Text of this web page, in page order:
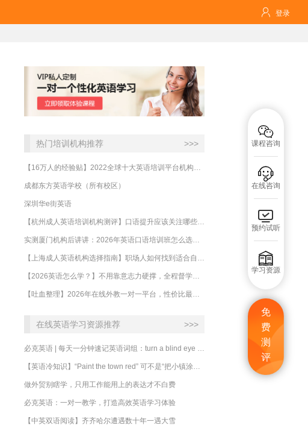
 登录

课程咨询

在线咨询

预约试听

学习资源
免
费
测
评
热门培训机构推荐 >>>
成都东方英语学校（所有校区）
深圳华e街英语
在线英语学习资源推荐 >>>
做外贸别瞎学，只用工作能用上的表达才不白费
必克英语：一对一教学，打造高效英语学习体验
【中英双语阅读】齐齐哈尔遭遇数十年一遇大雪